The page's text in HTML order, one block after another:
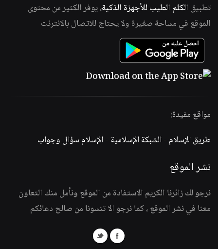
تطبيق الكلم الطيب للأجهزة الذكية، يوفر الكثير من محتوى
الموقع في مساحة صغيرة ولا يحتاج للاتصال بالانترنت
مواقع مفيدة:
طريق الإسلام -الشبكة الإسلامية -الإسلام سؤال وجواب
نشر الموقع
نرجو لك زائرنا الكريم الاستفادة من الموقع ونأمل منك التعاون
معنا في نشر الموقع ، كما نرجو الا تنسونا من صالح دعائكم